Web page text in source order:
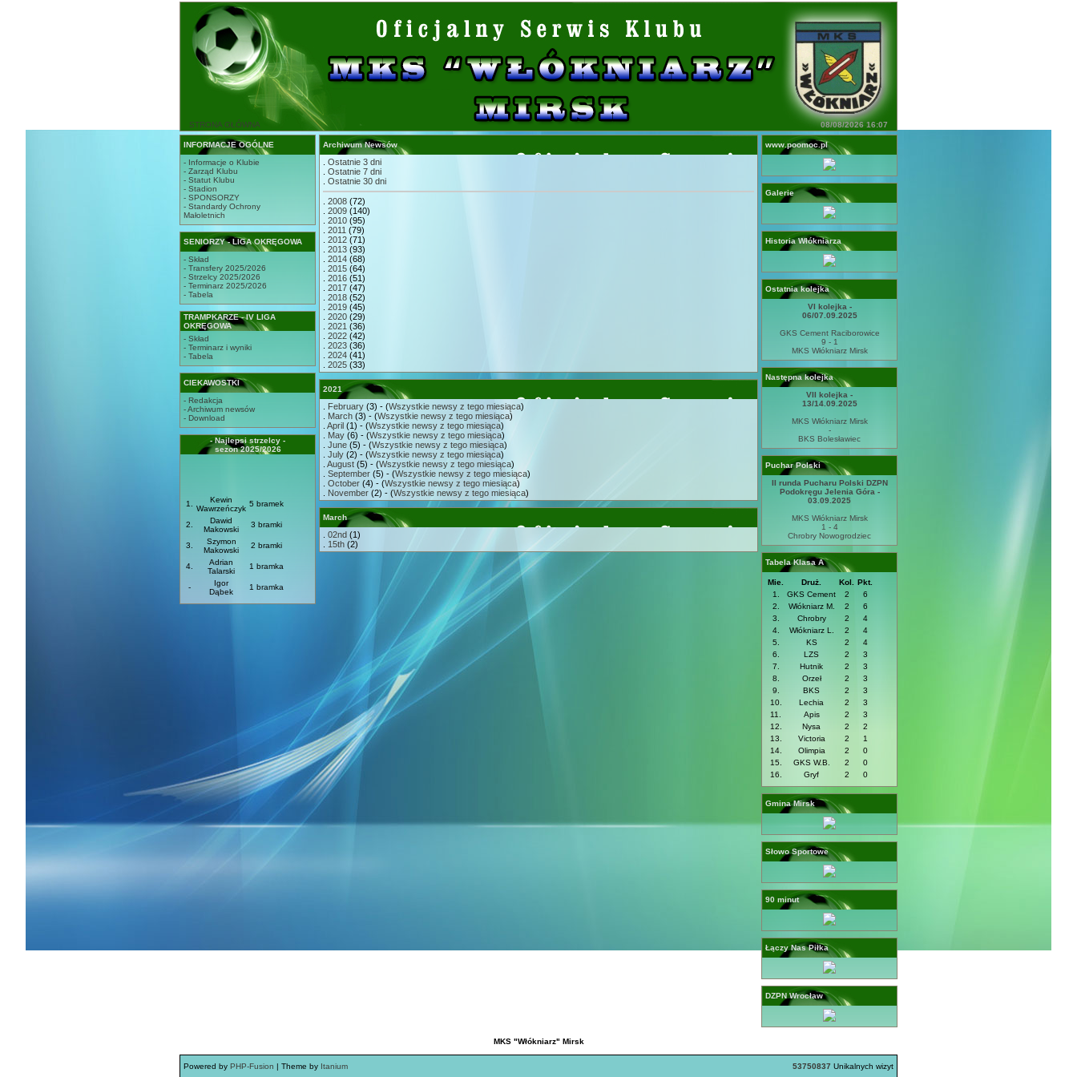
STRONA GŁÓWNA 08/08/2026 16:07
INFORMACJE OGÓLNE
- Informacje o Klubie
- Zarząd Klubu
- Statut Klubu
- Stadion
- SPONSORZY
- Standardy Ochrony
Małoletnich
SENIORZY - LIGA OKRĘGOWA
- Skład
- Transfery 2025/2026
- Strzelcy 2025/2026
- Terminarz 2025/2026
- Tabela
TRAMPKARZE - IV LIGA
OKRĘGOWA
- Skład
- Terminarz i wyniki
- Tabela
CIEKAWOSTKI
- Redakcja
- Archiwum newsów
- Download
- Najlepsi strzelcy -
sezon 2025/2026
1.
Kewin
Wawrzeńczyk
5 bramek
2.
Dawid
Makowski
3 bramki
3.
Szymon
Makowski
2 bramki
4.
Adrian
Talarski
1 bramka
-
Igor
Dąbek
1 bramka
Archiwum Newsów
Ostatnie 3 dni
Ostatnie 7 dni
Ostatnie 30 dni
2008 (72)
2009 (140)
2010 (95)
2011 (79)
2012 (71)
2013 (93)
2014 (68)
2015 (64)
2016 (51)
2017 (47)
2018 (52)
2019 (45)
2020 (29)
2021 (36)
2022 (42)
2023 (36)
2024 (41)
2025 (33)
2021
February (3) - (Wszystkie newsy z tego miesiąca)
March (3) - (Wszystkie newsy z tego miesiąca)
April (1) - (Wszystkie newsy z tego miesiąca)
May (6) - (Wszystkie newsy z tego miesiąca)
June (5) - (Wszystkie newsy z tego miesiąca)
July (2) - (Wszystkie newsy z tego miesiąca)
August (5) - (Wszystkie newsy z tego miesiąca)
September (5) - (Wszystkie newsy z tego miesiąca)
October (4) - (Wszystkie newsy z tego miesiąca)
November (2) - (Wszystkie newsy z tego miesiąca)
March
02nd (1)
15th (2)
www.poomoc.pl
Galerie
Historia Włókniarza
Ostatnia kolejka
VI kolejka -
06/07.09.2025
GKS Cement Raciborowice
9 - 1
MKS Włókniarz Mirsk
Następna kolejka
VII kolejka -
13/14.09.2025
MKS Włókniarz Mirsk
-
BKS Bolesławiec
Puchar Polski
II runda Pucharu Polski DZPN
Podokręgu Jelenia Góra -
03.09.2025
MKS Włókniarz Mirsk
1 - 4
Chrobry Nowogrodziec
Tabela Klasa A
Mie. Druż. Kol.
Pkt.
1.
GKS Cement 2
6
2.
Włókniarz M. 2
6
3.
Chrobry 2
4
4.
Włókniarz L. 2
4
5.
KS 2
4
6.
LZS 2
3
7.
Hutnik 2
3
8.
Orzeł 2
3
9.
BKS 2
3
10.
Lechia 2
3
11.
Apis 2
3
12.
Nysa 2
2
13.
Victoria 2
1
14.
Olimpia 2
0
15.
GKS W.B. 2
0
16.
Gryf 2 0
Gmina Mirsk
Słowo Sportowe
90 minut
Łączy Nas Piłka
DZPN Wrocław
MKS "Włókniarz" Mirsk
Powered by PHP-Fusion | Theme by Itanium 53750837 Unikalnych wizyt